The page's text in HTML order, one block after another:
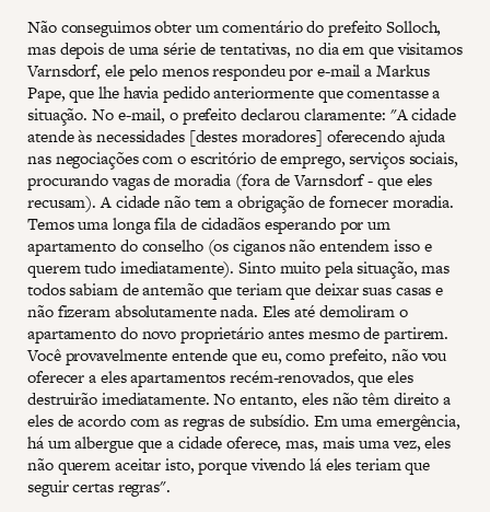
Não conseguimos obter um comentário do prefeito Solloch,
mas depois de uma série de tentativas, no dia em que visitamos
Varnsdorf, ele pelo menos respondeu por e-mail a Markus
Pape, que lhe havia pedido anteriormente que comentasse a
situação. No e-mail, o prefeito declarou claramente: "A cidade
atende às necessidades [destes moradores] oferecendo ajuda
nas negociações com o escritório de emprego, serviços sociais,
procurando vagas de moradia (fora de Varnsdorf - que eles
recusam). A cidade não tem a obrigação de fornecer moradia.
Temos uma longa fila de cidadãos esperando por um
apartamento do conselho (os ciganos não entendem isso e
querem tudo imediatamente). Sinto muito pela situação, mas
todos sabiam de antemão que teriam que deixar suas casas e
não fizeram absolutamente nada. Eles até demoliram o
apartamento do novo proprietário antes mesmo de partirem.
Você provavelmente entende que eu, como prefeito, não vou
oferecer a eles apartamentos recém-renovados, que eles
destruirão imediatamente. No entanto, eles não têm direito a
eles de acordo com as regras de subsídio. Em uma emergência,
há um albergue que a cidade oferece, mas, mais uma vez, eles
não querem aceitar isto, porque vivendo lá eles teriam que
seguir certas regras".